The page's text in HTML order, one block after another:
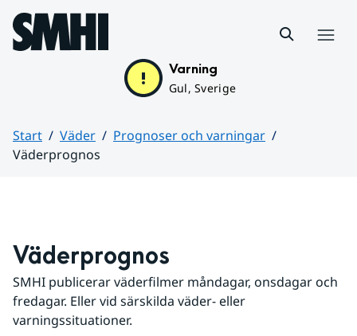
Hoppa till sidans innehåll
Varning
Gul, Sverige
Start Väder
Prognoser och varningar
Väderprognos
Väderprognos
SMHI publicerar väderfilmer måndagar, onsdagar och
fredagar. Eller vid särskilda väder- eller
varningssituationer.